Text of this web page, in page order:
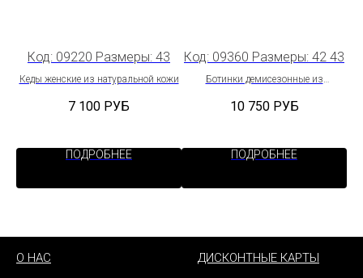
Код: 09220 Размеры: 43
Кеды женские из натуральной кожи
7 100 РУБ
ПОДРОБНЕЕ
Код: 09360 Размеры: 42 43
Ботинки демисезонные из
10 750 РУБ
ПОДРОБНЕЕ
О НАС ДИСКОНТНЫЕ КАРТЫ